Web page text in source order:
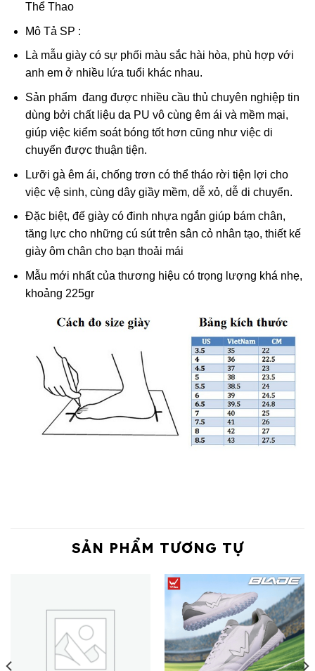
Thể Thao
Mô Tả SP :
Là mẫu giày có sự phối màu sắc hài hòa, phù hợp với
anh em ở nhiều lứa tuổi khác nhau.
Sản phẩm đang được nhiều cầu thủ chuyên nghiệp tin
dùng bởi chất liệu da PU vô cùng êm ái và mềm mại,
giúp việc kiểm soát bóng tốt hơn cũng như việc di
chuyển được thuận tiện.
Lưỡi gà êm ái, chống trơn có thể tháo rời tiện lợi cho
việc vệ sinh, cùng dây giầy mềm, dễ xỏ, dễ di chuyển.
Đặc biệt, đế giày có đinh nhựa ngắn giúp bám chân,
tăng lực cho những cú sút trên sân cỏ nhân tạo, thiết kế
giày ôm chân cho bạn thoải mái
Mẫu mới nhất của thương hiệu có trọng lượng khá nhẹ,
khoảng 225gr
SẢN PHẨM TƯƠNG TỰ